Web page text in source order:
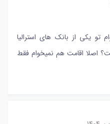
تو یکی از بانک های استرالیا
اصلا اقامت هم نمیخوام فقط